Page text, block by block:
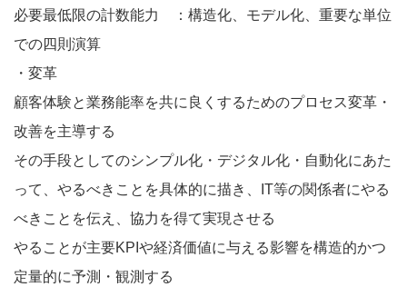
必要最低限の計数能力 ：構造化、モデル化、重要な単位
での四則演算
・変革
顧客体験と業務能率を共に良くするためのプロセス変革・
改善を主導する
その手段としてのシンプル化・デジタル化・自動化にあた
って、やるべきことを具体的に描き、IT等の関係者にやる
べきことを伝え、協力を得て実現させる
やることが主要KPIや経済価値に与える影響を構造的かつ
定量的に予測・観測する